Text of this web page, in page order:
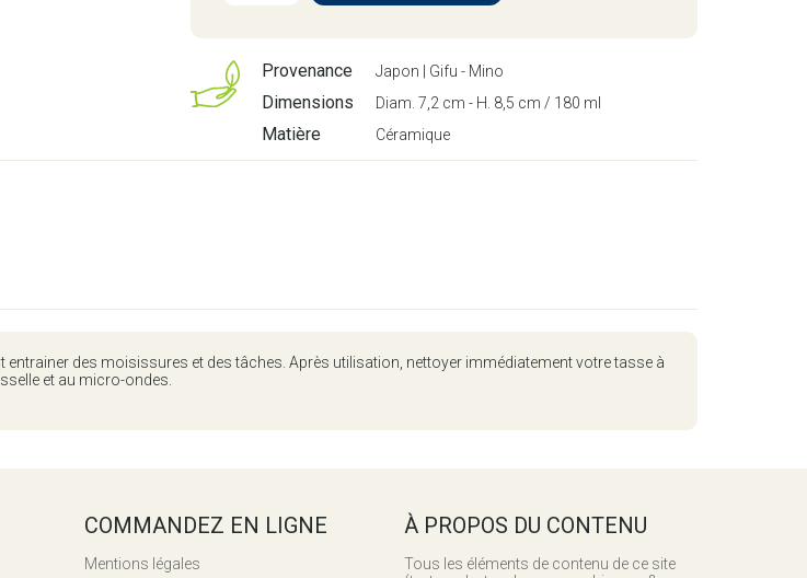
Provenance Japon | Gifu - Mino
Dimensions Diam. 7,2 cm - H. 8,5 cm / 180 ml
Matière Céramique
entrainer des moisissures et des tâches. Après utilisation, nettoyer immédiatement votre tasse à
et au micro-ondes.
COMMANDEZ EN LIGNE
Mentions légales
À PROPOS DU CONTENU
Tous les éléments de contenu de ce site